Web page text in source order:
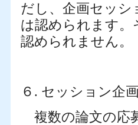
だし、企画セッシ
は認められます。
認められません。
６ . セッション企
複数の論文の応